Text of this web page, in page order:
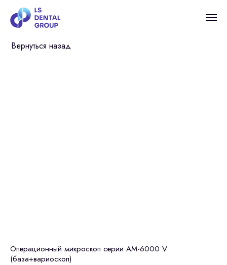
Вернуться назад
Операционный микроскоп серии АМ-6000 V
(база+вариоскоп)